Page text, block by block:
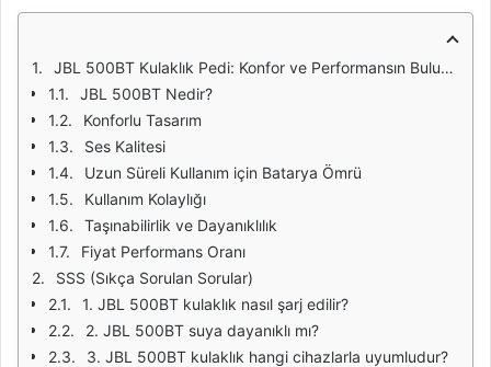
JBL 500BT Kulaklık Pedi: Konfor ve Performansın Buluşma Noktası
JBL 500BT Nedir?
Konforlu Tasarım
Ses Kalitesi
Uzun Süreli Kullanım için Batarya Ömrü
Kullanım Kolaylığı
Taşınabilirlik ve Dayanıklılık
Fiyat Performans Oranı
SSS (Sıkça Sorulan Sorular)
1. JBL 500BT kulaklık nasıl şarj edilir?
2. JBL 500BT suya dayanıklı mı?
3. JBL 500BT kulaklık hangi cihazlarla uyumludur?